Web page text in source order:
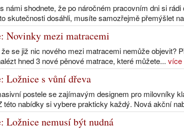
námi shodnete, že po náročném pracovním dni si
skutečnosti dosáhli, musíte samozřejmě přemýšlet
Novinky mezi matracemi
se již nic nového mezi matracemi nemůže objevit?
hned 3 nové pěnové matrace, které můžete... více
Ložnice s vůní dřeva
postele se zajímavým designem pro milovníky
této nabídky si vybere prakticky každý. Nová akční
Ložnice nemusí být nudná